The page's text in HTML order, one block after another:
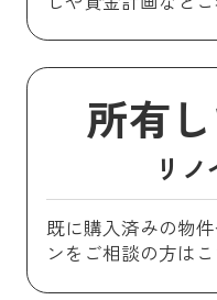
所有
リ
既に購入済みの物
ンをご相談の方はこ